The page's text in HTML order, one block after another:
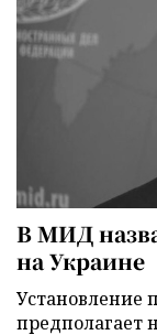
В МИД
на Украине
Установление
предполагает